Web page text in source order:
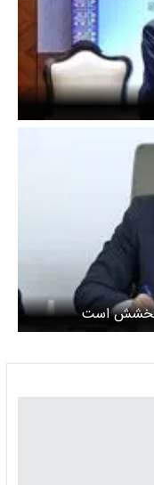
بخشش است